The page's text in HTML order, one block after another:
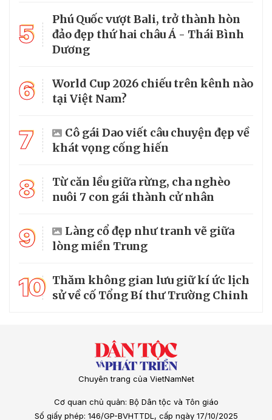
5
Phú Quốc vượt Bali, trở thành hòn
đảo đẹp thứ hai châu Á - Thái Bình
Dương
6
World Cup 2026 chiếu trên kênh nào
tại Việt Nam?
7
Cô gái Dao viết câu chuyện đẹp về
khát vọng cống hiến
8
Từ căn lều giữa rừng, cha nghèo
nuôi 7 con gái thành cử nhân
9
Làng cổ đẹp như tranh vẽ giữa
lòng miền Trung
10 Thăm không gian lưu giữ kí ức lịch
sử về cố Tổng Bí thư Trường Chinh
Chuyên trang của VietNamNet
Cơ quan chủ quản: Bộ Dân tộc và Tôn giáo
Số giấy phép: 146/GP-BVHTTDL, cấp ngày 17/10/2025